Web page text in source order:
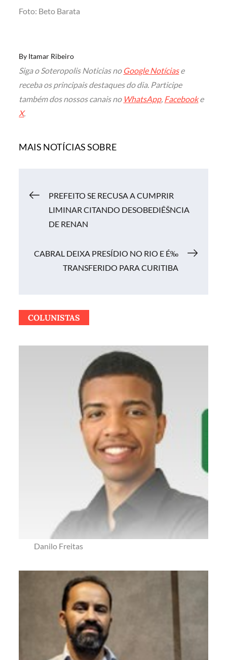
Foto: Beto Barata
By Itamar Ribeiro
Siga o Soteropolis Noticias no Google Notíciase
receba os principais destaques do dia. Participe
também dos nossos canais no WhatsApp, Facebooke
X.
MAIS NOTÍCIAS SOBRE
Navegação
de
Post
PREFEITO SE RECUSA A CUMPRIR
LIMINAR CITANDO DESOBEDIÊŠNCIA
DE RENAN
CABRAL DEIXA PRESÍDIO NO RIO E É‰
TRANSFERIDO PARA CURITIBA
COLUNISTAS
Danilo Freitas